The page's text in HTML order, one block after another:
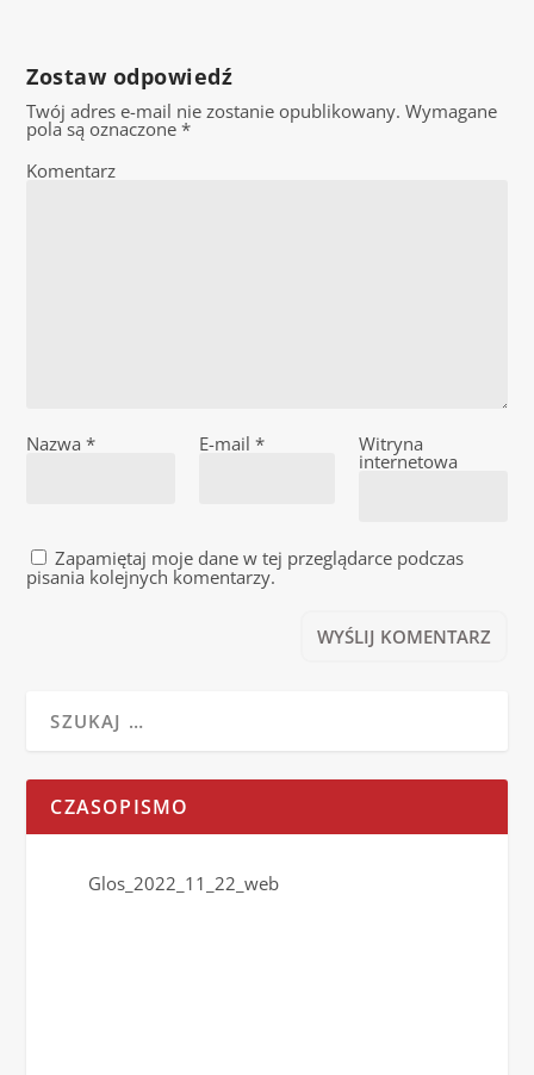
Zostaw odpowiedź
Twój adres e-mail nie zostanie opublikowany. Wymagane
pola są oznaczone*
Komentarz
Nazwa* E-mail * Witryna
internetowa
Zapamiętaj moje dane w tej przeglądarce podczas
pisania kolejnych komentarzy.
CZASOPISMO
Glos_2022_11_22_web